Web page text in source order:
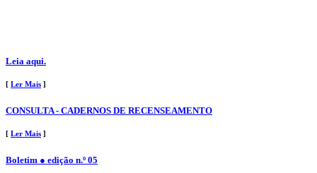
Leia aqui.
[ Ler Mais ]
CONSULTA - CADERNOS DE RECENSEAMENTO
[ Ler Mais ]
Boletim ● edição n.º 05